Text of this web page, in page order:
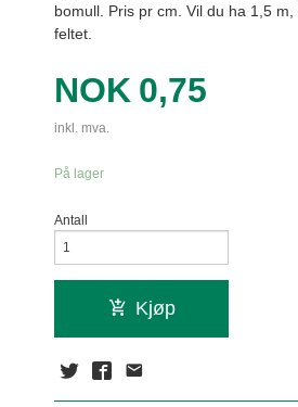
bomull. Pris pr cm. Vil du ha 1,5
feltet.
Pris
NOK 0,75
inkl. mva.
På lager
Antall
Kjøp